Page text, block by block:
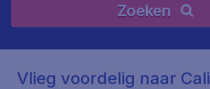
Zoeken
Vlieg voordelig naar Cali